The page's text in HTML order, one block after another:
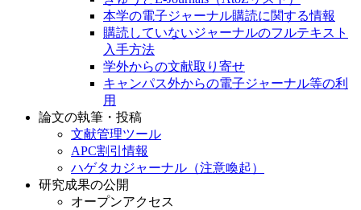
本学の電子ジャーナル購読に関する情報
購読していないジャーナルのフルテキスト
入手方法
学外からの文献取り寄せ
キャンパス外からの電子ジャーナル等の利
用
論文の執筆・投稿
文献管理ツール
APC割引情報
ハゲタカジャーナル（注意喚起）
研究成果の公開
オープンアクセス